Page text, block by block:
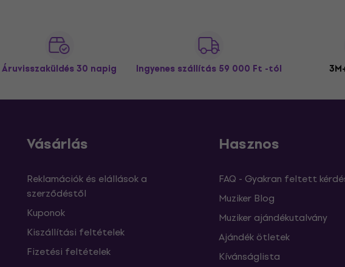
Áruvisszaküldés 30 napig Ingyenes szállítás 59 000 Ft -tól
Vásárlás
Reklamációk és elállások a
szerződéstől
Kuponok
Kiszállítási feltételek
Fizetési feltételek
Hasznos
FAQ - Gyakran feltett
Muziker Blog
Muziker ajándékutalvány
Ajándék ötletek
Kívánságlista